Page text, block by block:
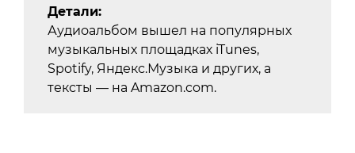
Детали:
Аудиоальбом вышел на популярных
музыкальных площадках iTunes,
Spotify, Яндекс.Музыка и других, а
тексты — на Amazon.com.